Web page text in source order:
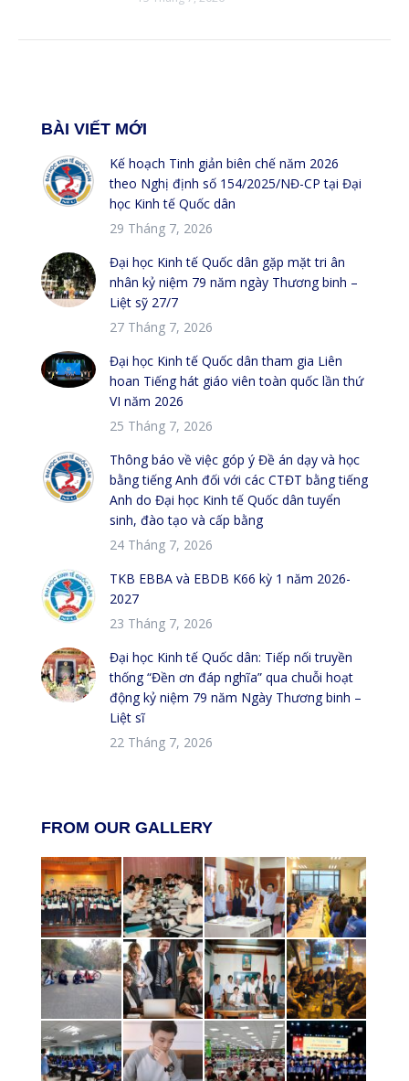
BÀI VIẾT MỚI
Kế hoạch Tinh giản biên chế năm 2026
theo Nghị định số 154/2025/NĐ-CP tại Đại
học Kinh tế Quốc dân
29 Tháng 7, 2026
Đại học Kinh tế Quốc dân gặp mặt tri ân
nhân kỷ niệm 79 năm ngày Thương binh –
Liệt sỹ 27/7
27 Tháng 7, 2026
Đại học Kinh tế Quốc dân tham gia Liên
hoan Tiếng hát giáo viên toàn quốc lần thứ
VI năm 2026
25 Tháng 7, 2026
Thông báo về việc góp ý Đề án dạy và học
bằng tiếng Anh đối với các CTĐT bằng tiếng
Anh do Đại học Kinh tế Quốc dân tuyển
sinh, đào tạo và cấp bằng
24 Tháng 7, 2026
TKB EBBA và EBDB K66 kỳ 1 năm 2026-
2027
23 Tháng 7, 2026
Đại học Kinh tế Quốc dân: Tiếp nối truyền
thống “Đền ơn đáp nghĩa” qua chuỗi hoạt
động kỷ niệm 79 năm Ngày Thương binh –
Liệt sĩ
22 Tháng 7, 2026
FROM OUR GALLERY